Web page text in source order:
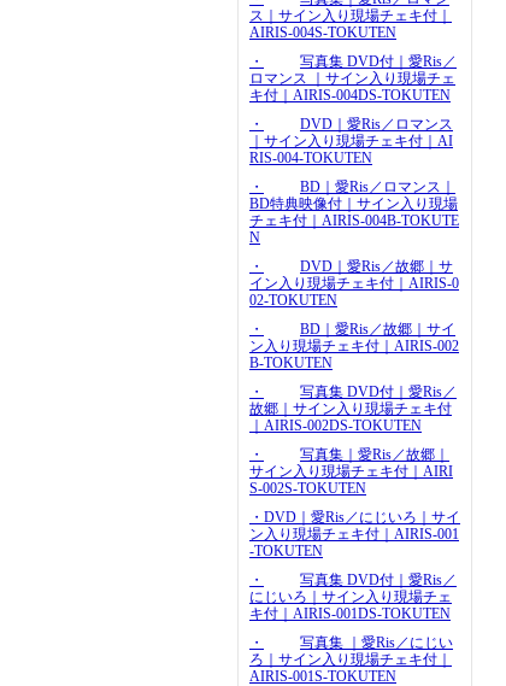
ス｜サイン入り現場チェキ付｜
AIRIS-004S-TOKUTEN
・
写真集 DVD付｜愛Ris／
ロマンス ｜サイン入り現場チェ
キ付｜AIRIS-004DS-TOKUTEN
・
DVD｜愛Ris／ロマンス
｜サイン入り現場チェキ付｜AI
RIS-004-TOKUTEN
・
BD｜愛Ris／ロマンス｜
BD特典映像付｜サイン入り現場
チェキ付｜AIRIS-004B-TOKUTE
N
・
DVD｜愛Ris／故郷｜サ
イン入り現場チェキ付｜AIRIS-0
02-TOKUTEN
・
BD｜愛Ris／故郷｜サイ
ン入り現場チェキ付｜AIRIS-002
B-TOKUTEN
・
写真集 DVD付｜愛Ris／
故郷｜サイン入り現場チェキ付
｜AIRIS-002DS-TOKUTEN
・
写真集｜愛Ris／故郷｜
サイン入り現場チェキ付｜AIRI
S-002S-TOKUTEN
・DVD｜愛Ris／にじいろ｜サイ
ン入り現場チェキ付｜AIRIS-001
-TOKUTEN
・
写真集 DVD付｜愛Ris／
にじいろ｜サイン入り現場チェ
キ付｜AIRIS-001DS-TOKUTEN
・
写真集 ｜愛Ris／にじい
ろ｜サイン入り現場チェキ付｜
AIRIS-001S-TOKUTEN